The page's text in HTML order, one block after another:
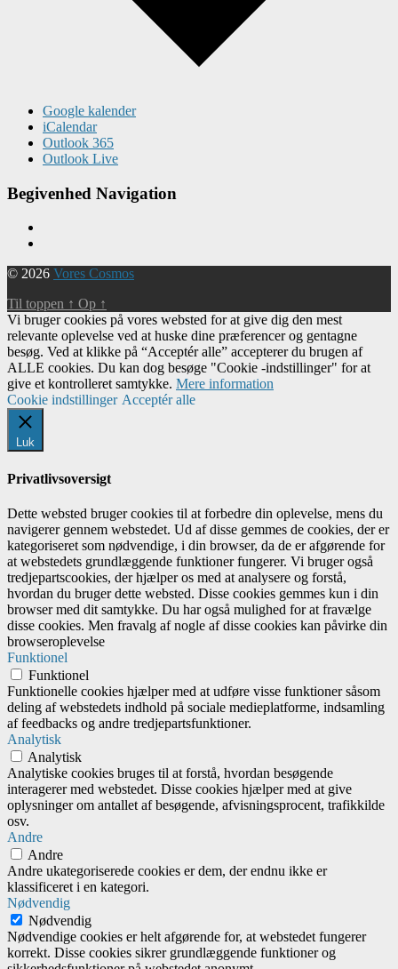
Google kalender
iCalendar
Outlook 365
Outlook Live
Begivenhed Navigation
© 2026 Vores Cosmos
Til toppen ↑ Op ↑
Vi bruger cookies på vores websted for at give dig den mest
relevante oplevelse ved at huske dine præferencer og gentagne
besøg. Ved at klikke på “Acceptér alle” accepterer du brugen af ​​
ALLE cookies. Du kan dog besøge "Cookie -indstillinger" for at
give et kontrolleret samtykke. Mere information
Cookie indstillinger Acceptér alle
Luk
Privatlivsoversigt
Dette websted bruger cookies til at forbedre din oplevelse, mens du
navigerer gennem webstedet. Ud af disse gemmes de cookies, der er
kategoriseret som nødvendige, i din browser, da de er afgørende for
at webstedets grundlæggende funktioner fungerer. Vi bruger også
tredjepartscookies, der hjælper os med at analysere og forstå,
hvordan du bruger dette websted. Disse cookies gemmes kun i din
browser med dit samtykke. Du har også mulighed for at fravælge
disse cookies. Men fravalg af nogle af disse cookies kan påvirke din
browseroplevelse
Funktionel
Funktionel
Funktionelle cookies hjælper med at udføre visse funktioner såsom
deling af webstedets indhold på sociale medieplatforme, indsamling
af feedbacks og andre tredjepartsfunktioner.
Analytisk
Analytisk
Analytiske cookies bruges til at forstå, hvordan besøgende
interagerer med webstedet. Disse cookies hjælper med at give
oplysninger om antallet af besøgende, afvisningsprocent, trafikkilde
osv.
Andre
Andre
Andre ukategoriserede cookies er dem, der endnu ikke er
klassificeret i en kategori.
Nødvendig
Nødvendig
Nødvendige cookies er helt afgørende for, at webstedet fungerer
korrekt. Disse cookies sikrer grundlæggende funktioner og